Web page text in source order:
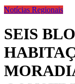
Notícias Regionais
SEIS